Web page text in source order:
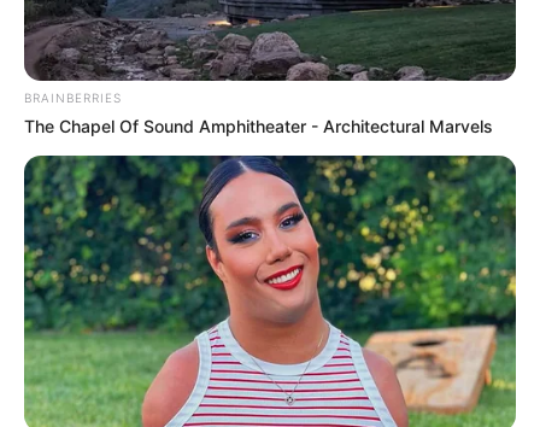
BRAINBERRIES
The Chapel Of Sound Amphitheater - Architectural Marvels